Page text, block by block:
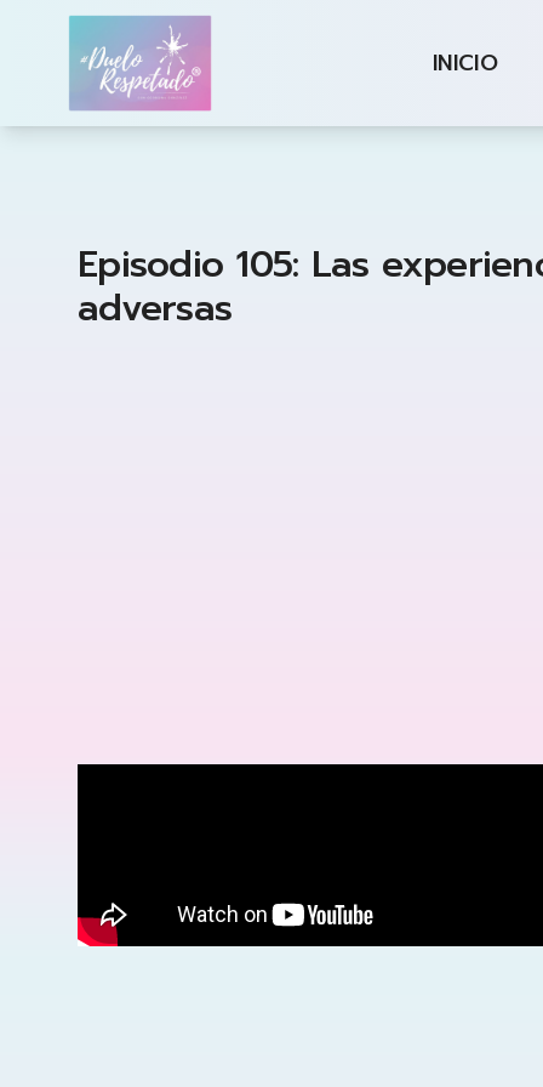
Duelo Respetado Podcast con Georgina
INICIO
Episodio 105: Las
adversas